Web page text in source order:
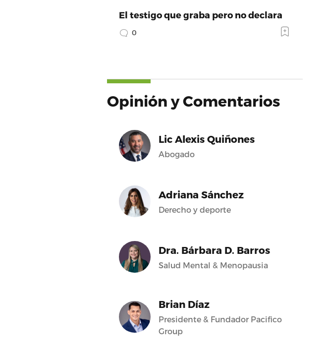
El testigo que graba pero no declara
0
Opinión y Comentarios
Lic Alexis Quiñones
Abogado
Adriana Sánchez
Derecho y deporte
Dra. Bárbara D. Barros
Salud Mental & Menopausia
Brian Díaz
Presidente & Fundador Pacifico
Group